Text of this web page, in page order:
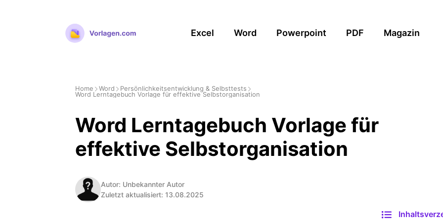
Excel Word Powerpoint PDF Magazin
Home Word
Persönlichkeitsentwicklung & Selbsttests
Word Lerntagebuch Vorlage für effektive Selbstorganisation
Word Lerntagebuch Vorlage für
effektive Selbstorganisation
Autor: Unbekannter Autor
Zuletzt aktualisiert: 13.08.2025